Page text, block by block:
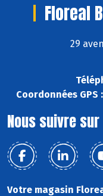
Floreal
29
Coordonnées GPS :
Nous suivre sur
Votre magasin